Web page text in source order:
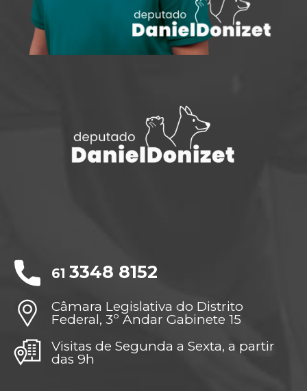
61 3348 8152
Câmara Legislativa do Distrito
Federal, 3º Andar Gabinete 15
Visitas de Segunda a Sexta, a partir
das 9h